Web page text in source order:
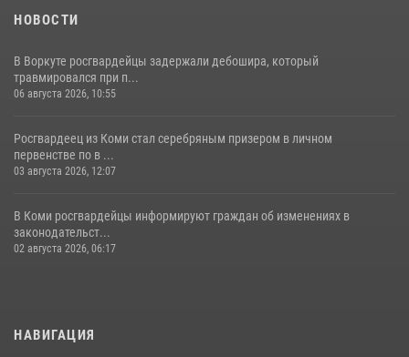
НОВОСТИ
В Воркуте росгвардейцы задержали дебошира, который
травмировался при п...
06 августа 2026, 10:55
Росгвардеец из Коми стал серебряным призером в личном
первенстве по в ...
03 августа 2026, 12:07
В Коми росгвардейцы информируют граждан об изменениях в
законодательст...
02 августа 2026, 06:17
НАВИГАЦИЯ